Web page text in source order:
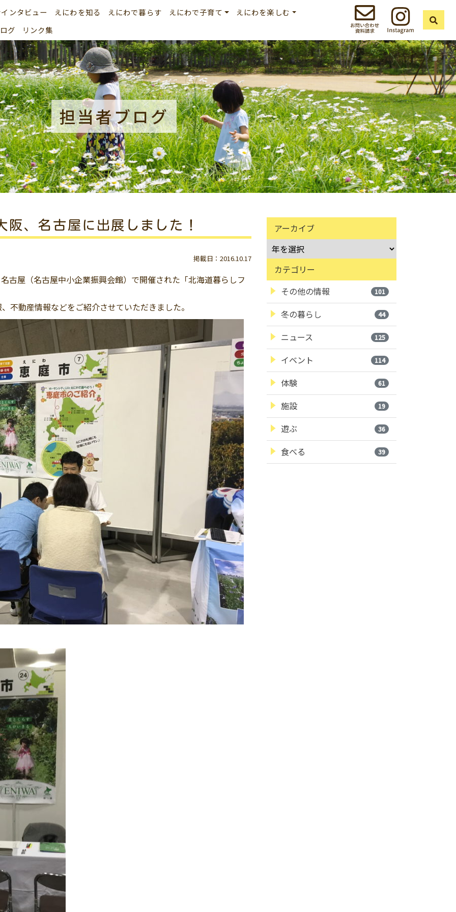
ンタビュー えにわを知る えにわで暮らす えにわで子育て
えにわを楽しむ
グ
リンク集
担当者ブログ
、名古屋に出展しました！
掲載日：2016.10.17
古屋（名古屋中小企業振興会館）で開催された「北海道暮らしフ
不動産情報などをご紹介させていただきました。
アーカイブ
カテゴリー
その他の情報
101
冬の暮らし 44
ニュース 125
イベント 114
体験 61
施設 19
遊ぶ 36
食べる 39